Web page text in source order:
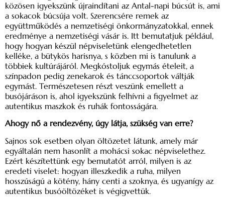
közösen igyekszünk újraindítani az Antal-napi búcsút is, ami
a sokacok búcsúja volt. Szerencsére remek az
együttműködés a nemzetiségi önkormányzatokkal, ennek
eredménye a nemzetiségi vásár is. Itt bemutatjuk például,
hogy hogyan készül népviseletünk elengedhetetlen
kelléke, a bütykös harisnya, s közben mi is tanulunk a
többiek kultúrájáról. Megkóstoljuk egymás ételeit, a
színpadon pedig zenekarok és tánccsoportok váltják
egymást. Természetesen részt veszünk emellett a
busójáráson is, ahol igyekszünk felhívni a figyelmet az
autentikus maszkok és ruhák fontosságára.
Ahogy nő a rendezvény, úgy látja, szükség van erre?
Sajnos sok esetben olyan öltözetet látunk, amely már
egyáltalán nem hasonlít a mohácsi sokac népviselethez.
Ezért készítettünk egy bemutatót arról, milyen is az
eredeti viselet: hogyan illeszkedik a ruha, milyen
hosszúságú a kötény, hány centi a szoknya, és ugyanígy az
autentikus busóöltözéket is végigvettük.